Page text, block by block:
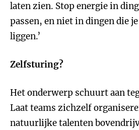
laten zien. Stop energie in
passen, en niet in dingen die
liggen.’
Zelfsturing?
Het onderwerp schuurt aan
Laat teams zichzelf
natuurlijke talenten